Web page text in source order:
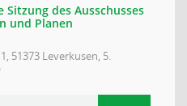
des Ausschusses
und Planen
51373 Leverkusen, 5.